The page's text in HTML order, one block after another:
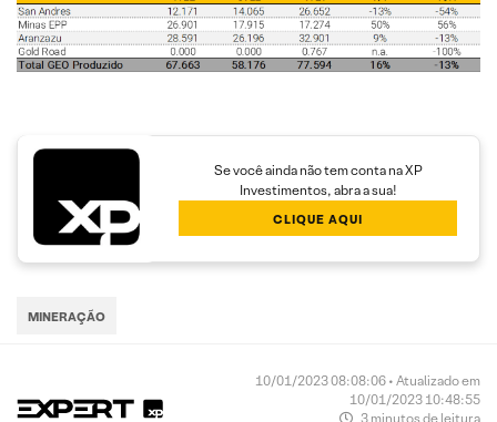
Se você ainda não tem conta na XP
Investimentos, abra a sua!
CLIQUE AQUI
MINERAÇÃO
10/01/2023 08:08:06 • Atualizado em
10/01/2023 10:48:55
3 minutos de leitura